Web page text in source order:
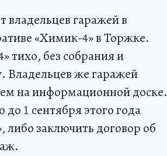
владельцев гаражей в
«Химик-4» в Торжке.
тихо, без собрания и
Владельцев же гаражей
на информационной доске.
1 сентября этого года
заключить договор об